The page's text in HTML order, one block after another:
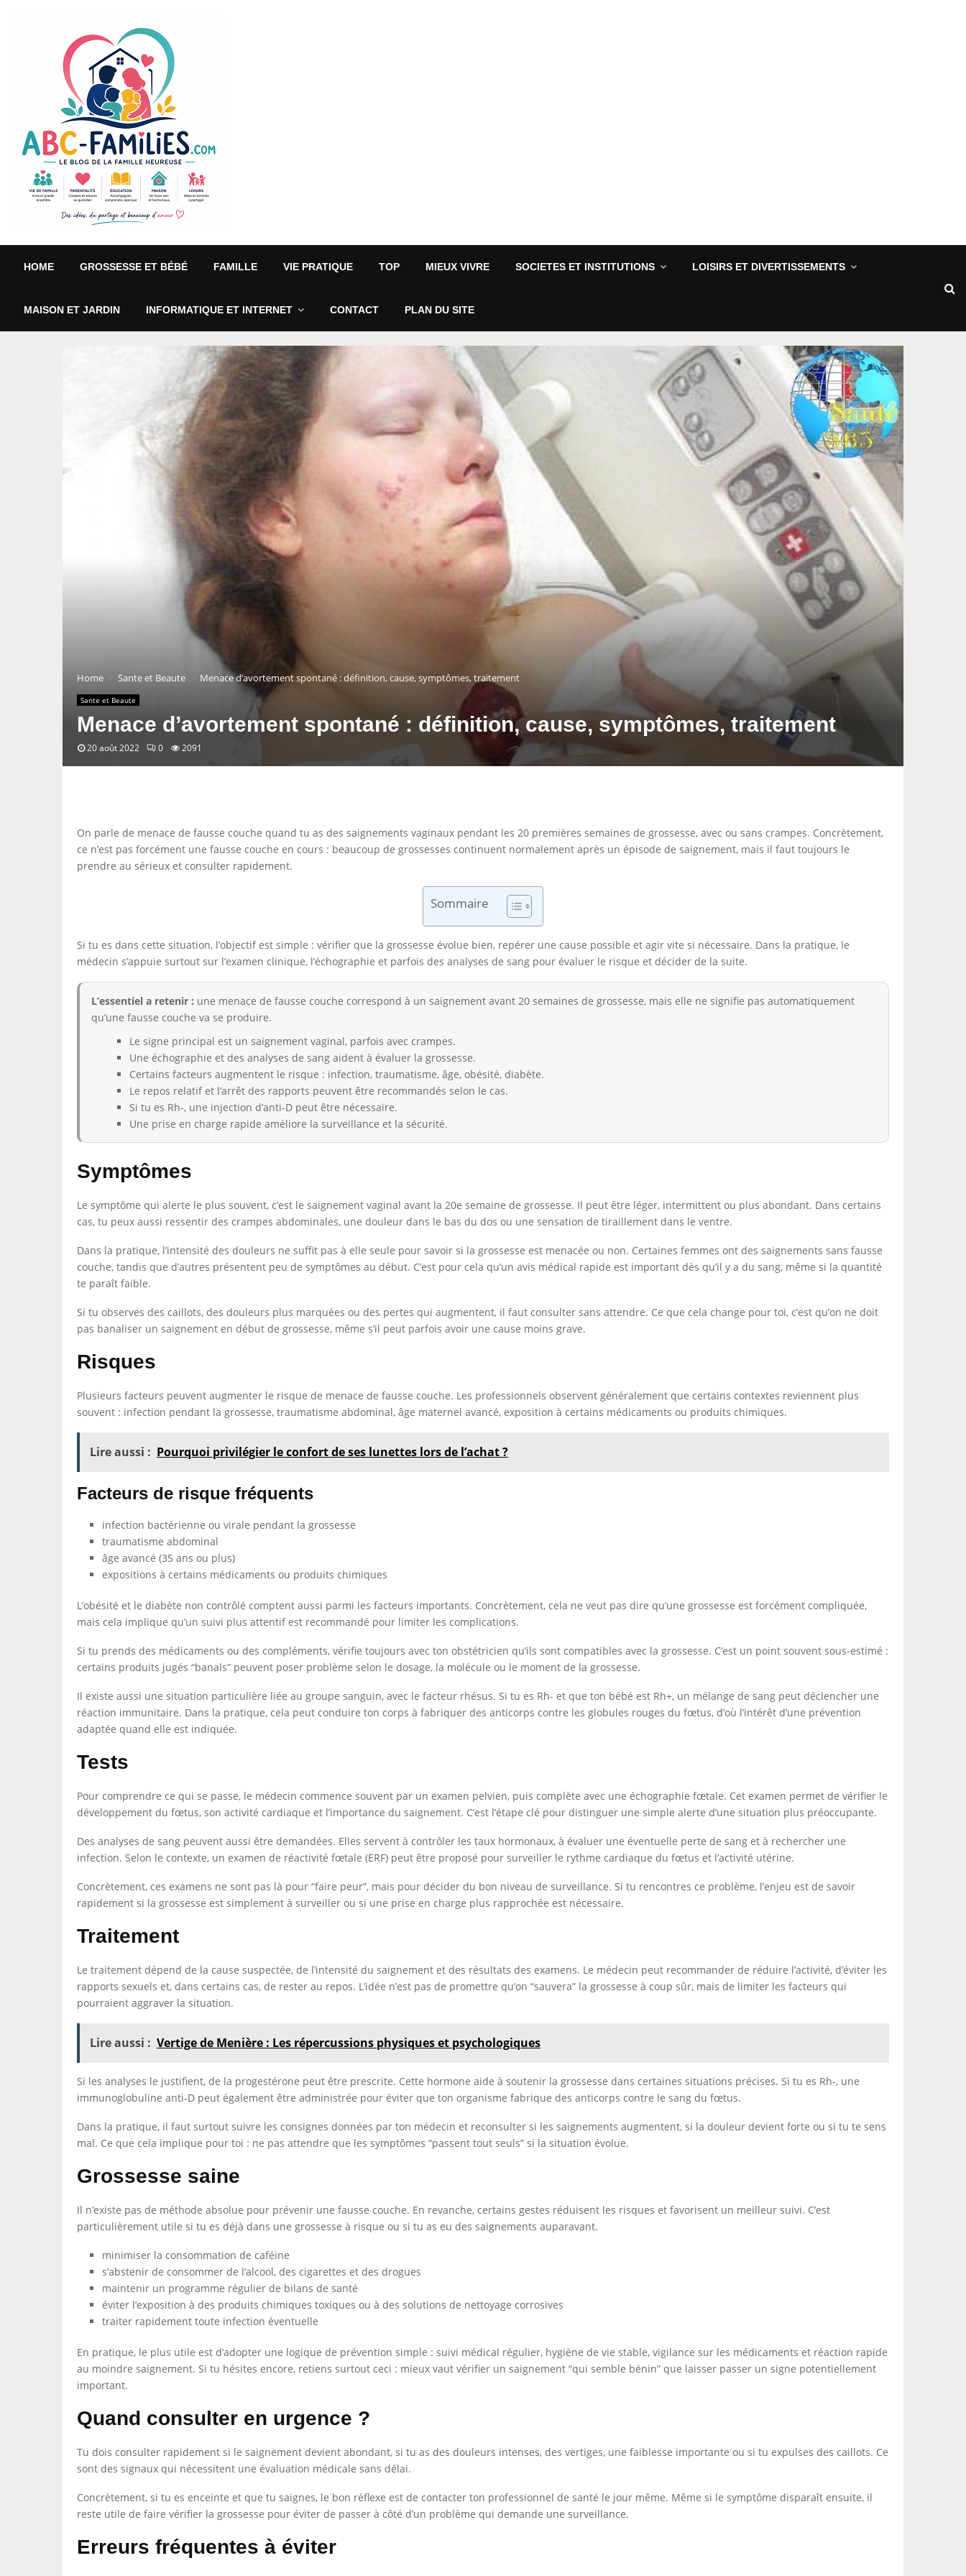
HOME GROSSESSE ET BÉBÉ FAMILLE VIE PRATIQUE TOP MIEUX VIVRE SOCIETES ET INSTITUTIONS LOISIRS ET DIVERTISSEMENTS
MAISON ET JARDIN INFORMATIQUE ET INTERNET CONTACT PLAN DU SITE
Home Sante et Beaute Menace d’avortement spontané : définition, cause, symptômes, traitement
Sante et Beaute
Menace d’avortement spontané : définition, cause, symptômes, traitement
20 août 2022 0 2091
On parle de menace de fausse couche quand tu as des saignements vaginaux pendant les 20 premières semaines de grossesse, avec ou sans crampes. Concrètement,
ce n’est pas forcément une fausse couche en cours : beaucoup de grossesses continuent normalement après un épisode de saignement, mais il faut toujours le
prendre au sérieux et consulter rapidement.
Sommaire
Si tu es dans cette situation, l’objectif est simple : vérifier que la grossesse évolue bien, repérer une cause possible et agir vite si nécessaire. Dans la pratique, le
médecin s’appuie surtout sur l’examen clinique, l’échographie et parfois des analyses de sang pour évaluer le risque et décider de la suite.
L’essentiel a retenir : une menace de fausse couche correspond à un saignement avant 20 semaines de grossesse, mais elle ne signifie pas automatiquement
qu’une fausse couche va se produire.
Le signe principal est un saignement vaginal, parfois avec crampes.
Une échographie et des analyses de sang aident à évaluer la grossesse.
Certains facteurs augmentent le risque : infection, traumatisme, âge, obésité, diabète.
Le repos relatif et l’arrêt des rapports peuvent être recommandés selon le cas.
Si tu es Rh-, une injection d’anti-D peut être nécessaire.
Une prise en charge rapide améliore la surveillance et la sécurité.
Symptômes
Le symptôme qui alerte le plus souvent, c’est le saignement vaginal avant la 20e semaine de grossesse. Il peut être léger, intermittent ou plus abondant. Dans certains
cas, tu peux aussi ressentir des crampes abdominales, une douleur dans le bas du dos ou une sensation de tiraillement dans le ventre.
Dans la pratique, l’intensité des douleurs ne suffit pas à elle seule pour savoir si la grossesse est menacée ou non. Certaines femmes ont des saignements sans fausse
couche, tandis que d’autres présentent peu de symptômes au début. C’est pour cela qu’un avis médical rapide est important dès qu’il y a du sang, même si la quantité
te paraît faible.
Si tu observes des caillots, des douleurs plus marquées ou des pertes qui augmentent, il faut consulter sans attendre. Ce que cela change pour toi, c’est qu’on ne doit
pas banaliser un saignement en début de grossesse, même s’il peut parfois avoir une cause moins grave.
Risques
Plusieurs facteurs peuvent augmenter le risque de menace de fausse couche. Les professionnels observent généralement que certains contextes reviennent plus
souvent : infection pendant la grossesse, traumatisme abdominal, âge maternel avancé, exposition à certains médicaments ou produits chimiques.
Lire aussi : Pourquoi privilégier le confort de ses lunettes lors de l’achat ?
Facteurs de risque fréquents
infection bactérienne ou virale pendant la grossesse
traumatisme abdominal
âge avancé (35 ans ou plus)
expositions à certains médicaments ou produits chimiques
L’obésité et le diabète non contrôlé comptent aussi parmi les facteurs importants. Concrètement, cela ne veut pas dire qu’une grossesse est forcément compliquée,
mais cela implique qu’un suivi plus attentif est recommandé pour limiter les complications.
Si tu prends des médicaments ou des compléments, vérifie toujours avec ton obstétricien qu’ils sont compatibles avec la grossesse. C’est un point souvent sous-estimé :
certains produits jugés “banals” peuvent poser problème selon le dosage, la molécule ou le moment de la grossesse.
Il existe aussi une situation particulière liée au groupe sanguin, avec le facteur rhésus. Si tu es Rh- et que ton bébé est Rh+, un mélange de sang peut déclencher une
réaction immunitaire. Dans la pratique, cela peut conduire ton corps à fabriquer des anticorps contre les globules rouges du fœtus, d’où l’intérêt d’une prévention
adaptée quand elle est indiquée.
Tests
Pour comprendre ce qui se passe, le médecin commence souvent par un examen pelvien, puis complète avec une échographie fœtale. Cet examen permet de vérifier le
développement du fœtus, son activité cardiaque et l’importance du saignement. C’est l’étape clé pour distinguer une simple alerte d’une situation plus préoccupante.
Des analyses de sang peuvent aussi être demandées. Elles servent à contrôler les taux hormonaux, à évaluer une éventuelle perte de sang et à rechercher une
infection. Selon le contexte, un examen de réactivité fœtale (ERF) peut être proposé pour surveiller le rythme cardiaque du fœtus et l’activité utérine.
Concrètement, ces examens ne sont pas là pour “faire peur”, mais pour décider du bon niveau de surveillance. Si tu rencontres ce problème, l’enjeu est de savoir
rapidement si la grossesse est simplement à surveiller ou si une prise en charge plus rapprochée est nécessaire.
Traitement
Le traitement dépend de la cause suspectée, de l’intensité du saignement et des résultats des examens. Le médecin peut recommander de réduire l’activité, d’éviter les
rapports sexuels et, dans certains cas, de rester au repos. L’idée n’est pas de promettre qu’on “sauvera” la grossesse à coup sûr, mais de limiter les facteurs qui
pourraient aggraver la situation.
Lire aussi : Vertige de Menière : Les répercussions physiques et psychologiques
Si les analyses le justifient, de la progestérone peut être prescrite. Cette hormone aide à soutenir la grossesse dans certaines situations précises. Si tu es Rh-, une
immunoglobuline anti-D peut également être administrée pour éviter que ton organisme fabrique des anticorps contre le sang du fœtus.
Dans la pratique, il faut surtout suivre les consignes données par ton médecin et reconsulter si les saignements augmentent, si la douleur devient forte ou si tu te sens
mal. Ce que cela implique pour toi : ne pas attendre que les symptômes “passent tout seuls” si la situation évolue.
Grossesse saine
Il n’existe pas de méthode absolue pour prévenir une fausse couche. En revanche, certains gestes réduisent les risques et favorisent un meilleur suivi. C’est
particulièrement utile si tu es déjà dans une grossesse à risque ou si tu as eu des saignements auparavant.
minimiser la consommation de caféine
s’abstenir de consommer de l’alcool, des cigarettes et des drogues
maintenir un programme régulier de bilans de santé
éviter l’exposition à des produits chimiques toxiques ou à des solutions de nettoyage corrosives
traiter rapidement toute infection éventuelle
En pratique, le plus utile est d’adopter une logique de prévention simple : suivi médical régulier, hygiène de vie stable, vigilance sur les médicaments et réaction rapide
au moindre saignement. Si tu hésites encore, retiens surtout ceci : mieux vaut vérifier un saignement “qui semble bénin” que laisser passer un signe potentiellement
important.
Quand consulter en urgence ?
Tu dois consulter rapidement si le saignement devient abondant, si tu as des douleurs intenses, des vertiges, une faiblesse importante ou si tu expulses des caillots. Ce
sont des signaux qui nécessitent une évaluation médicale sans délai.
Concrètement, si tu es enceinte et que tu saignes, le bon réflexe est de contacter ton professionnel de santé le jour même. Même si le symptôme disparaît ensuite, il
reste utile de faire vérifier la grossesse pour éviter de passer à côté d’un problème qui demande une surveillance.
Erreurs fréquentes à éviter